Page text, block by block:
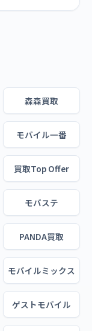
森森買取
モバイル一番
買取Top Offer
モバステ
PANDA買取
モバイルミックス
ゲストモバイル